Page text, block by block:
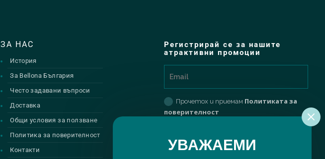
УВАЖАЕМИ
ЗА НАС
История
За Bellona България
Често задавани въпроси
Доставка
Общи условия за ползване
Политика за поверителност
Контакти
Регистрирай се за нашите
атрактивни промоции
Прочетох и приемам Политиката за
поверителност